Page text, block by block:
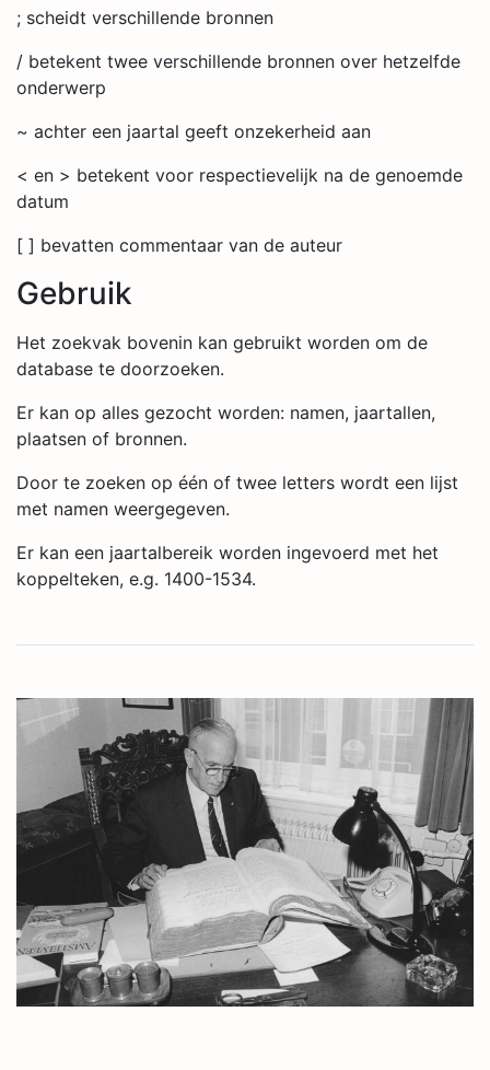
; scheidt verschillende bronnen
/ betekent twee verschillende bronnen over hetzelfde
onderwerp
~ achter een jaartal geeft onzekerheid aan
< en > betekent voor respectievelijk na de genoemde
datum
[ ] bevatten commentaar van de auteur
Gebruik
Het zoekvak bovenin kan gebruikt worden om de
database te doorzoeken.
Er kan op alles gezocht worden: namen, jaartallen,
plaatsen of bronnen.
Door te zoeken op één of twee letters wordt een lijst
met namen weergegeven.
Er kan een jaartalbereik worden ingevoerd met het
koppelteken, e.g. 1400-1534.